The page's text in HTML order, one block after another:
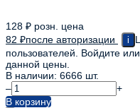
128 ₽ розн. цена
82 ₽после авторизации i
пользователей. Войдите
данной цены.
В наличии: 6666 шт.
–
+
В корзину